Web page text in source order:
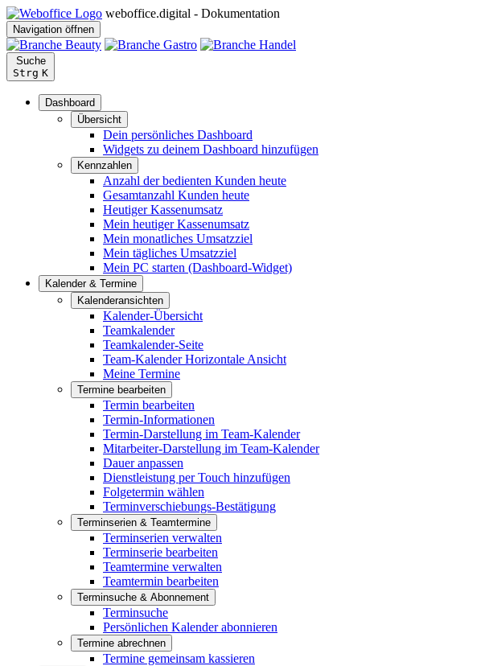
weboffice.digital - Dokumentation
Navigation öffnen
Suche
Strg K
Dashboard
Übersicht
Dein persönliches Dashboard
Widgets zu deinem Dashboard hinzufügen
Kennzahlen
Anzahl der bedienten Kunden heute
Gesamtanzahl Kunden heute
Heutiger Kassenumsatz
Mein heutiger Kassenumsatz
Mein monatliches Umsatzziel
Mein tägliches Umsatzziel
Mein PC starten (Dashboard-Widget)
Kalender & Termine
Kalenderansichten
Kalender-Übersicht
Teamkalender
Teamkalender-Seite
Team-Kalender Horizontale Ansicht
Meine Termine
Termine bearbeiten
Termin bearbeiten
Termin-Informationen
Termin-Darstellung im Team-Kalender
Mitarbeiter-Darstellung im Team-Kalender
Dauer anpassen
Dienstleistung per Touch hinzufügen
Folgetermin wählen
Terminverschiebungs-Bestätigung
Terminserien & Teamtermine
Terminserien verwalten
Terminserie bearbeiten
Teamtermine verwalten
Teamtermin bearbeiten
Terminsuche & Abonnement
Terminsuche
Persönlichen Kalender abonnieren
Termine abrechnen
Termine gemeinsam kassieren